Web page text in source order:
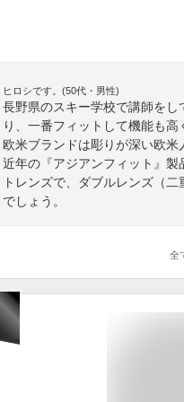
ヒロシです。(50代・男性)
長野県のスキー学校で講師を
り、一番フィットして機能も
欧米ブランドは彫りが深い欧
近年の『アジアンフィット』
トレンズで、ダブルレンズ（
でしょう。
全